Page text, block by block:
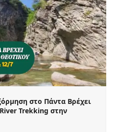
στο Πάντα Βρέχει
Trekking στην